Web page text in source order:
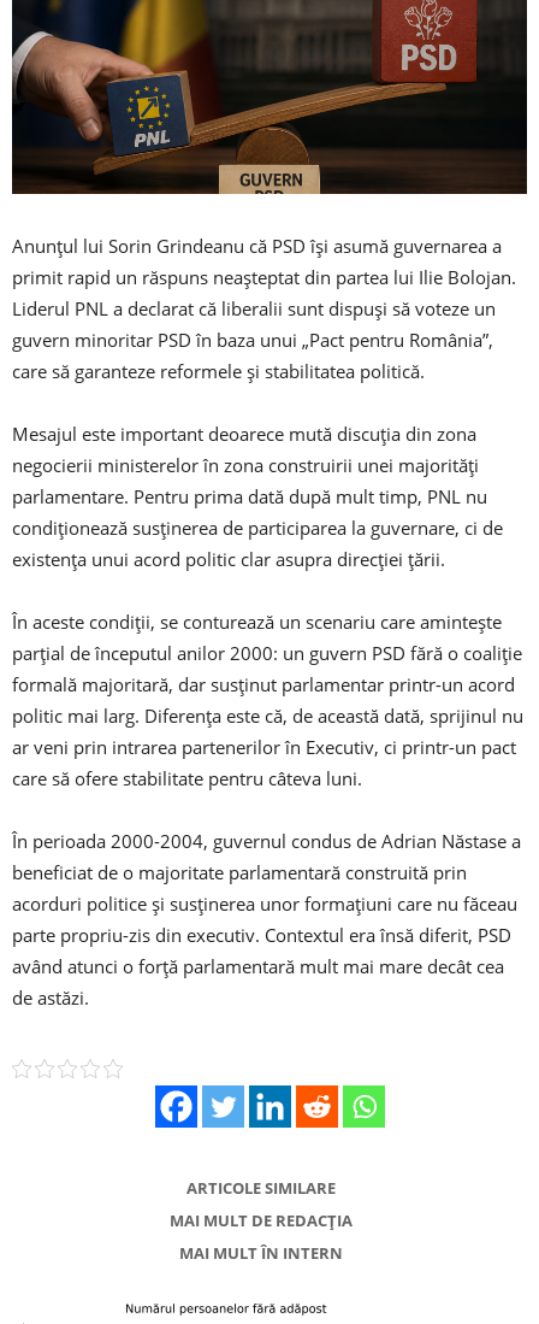
Anunțul lui Sorin Grindeanu că PSD își asumă guvernarea a
primit rapid un răspuns neașteptat din partea lui Ilie Bolojan.
Liderul PNL a declarat că liberalii sunt dispuși să voteze un
guvern minoritar PSD în baza unui „Pact pentru România”,
care să garanteze reformele și stabilitatea politică.
Mesajul este important deoarece mută discuția din zona
negocierii ministerelor în zona construirii unei majorități
parlamentare. Pentru prima dată după mult timp, PNL nu
condiționează susținerea de participarea la guvernare, ci de
existența unui acord politic clar asupra direcției țării.
În aceste condiții, se conturează un scenariu care amintește
parțial de începutul anilor 2000: un guvern PSD fără o coaliție
formală majoritară, dar susținut parlamentar printr-un acord
politic mai larg. Diferența este că, de această dată, sprijinul nu
ar veni prin intrarea partenerilor în Executiv, ci printr-un pact
care să ofere stabilitate pentru câteva luni.
În perioada 2000-2004, guvernul condus de Adrian Năstase a
beneficiat de o majoritate parlamentară construită prin
acorduri politice și susținerea unor formațiuni care nu făceau
parte propriu-zis din executiv. Contextul era însă diferit, PSD
având atunci o forță parlamentară mult mai mare decât cea
de astăzi.
ARTICOLE SIMILARE
MAI MULT DE REDACȚIA
MAI MULT ÎN INTERN